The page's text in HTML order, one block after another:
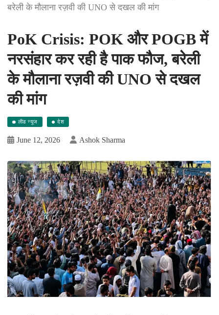
बरेली के मौलाना रज़वी की UNO से दखल की मांग
PoK Crisis: POK और POGB में
नरसंहार कर रही है पाक फौज, बरेली
के मौलाना रज़वी की UNO से दखल
की मांग
लीड न्यूज देश
June 12, 2026 Ashok Sharma